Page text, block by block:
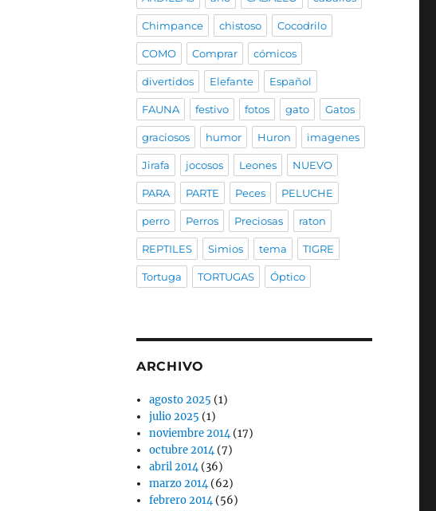
Chimpance chistoso Cocodrilo
COMO Comprar cómicos
divertidos Elefante Español
FAUNA festivo fotos gato Gatos
graciosos humor Huron imagenes
Jirafa jocosos Leones NUEVO
PARA PARTE Peces PELUCHE
perro Perros Preciosas raton
REPTILES Simios tema TIGRE
Tortuga TORTUGAS Óptico
ARCHIVO
agosto 2025 (1)
julio 2025 (1)
noviembre 2014(17)
octubre 2014(7)
abril 2014(36)
marzo 2014(62)
febrero 2014(56)